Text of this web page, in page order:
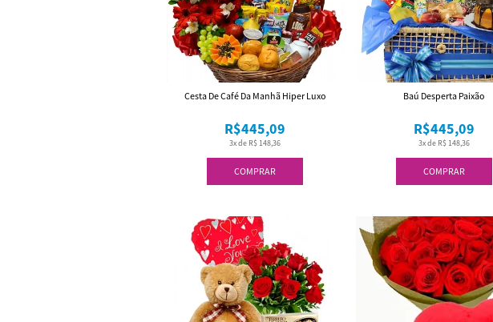
COMPRAR
3x de R$ 148,36
R$445,09
Cesta De Café Da Manhã Hiper Luxo
COMPRAR
3x de R$ 148,36
R$445,09
Baú Desperta Paixão